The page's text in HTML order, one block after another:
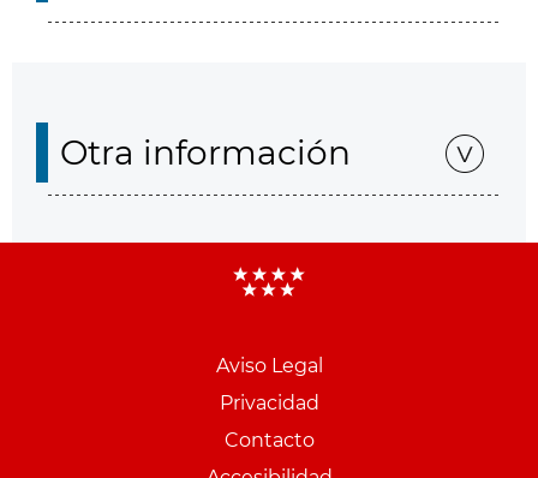
Otra información
Aviso Legal
Privacidad
Contacto